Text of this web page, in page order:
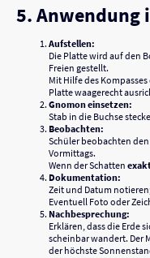
5. Anwendung
Aufstellen:
Die Platte wird auf den
Freien gestellt.
Mit Hilfe des Kompasses
Platte waagerecht
Gnomon einsetzen:
Stab in die Buchse
Beobachten:
Schüler beobachten
Vormittags.
Wenn der Schatten
Dokumentation:
Zeit und Datum
Eventuell Foto oder
Nachbesprechung:
Erklären, dass die Erde
scheinbar wandert. Der
der höchste